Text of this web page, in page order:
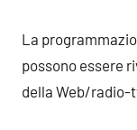
La
possono essere
della Web/radio-